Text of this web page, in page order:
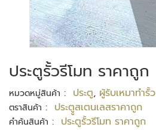
ประตูรั้วรีโมท ราคาถูก
หมวดหมู่สินค้า : ประตู, ผู้รับเหมาทำรั้ว
ตราสินค้า : ประตููสเตนเลสราคาถูก
คำค้นสินค้า : ประตูรั้วรีโมท ราคาถูก